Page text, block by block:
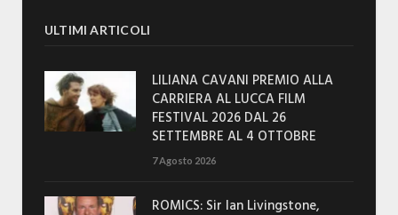
ULTIMI ARTICOLI
LILIANA CAVANI PREMIO ALLA
CARRIERA AL LUCCA FILM
FESTIVAL 2026 DAL 26
SETTEMBRE AL 4 OTTOBRE
7 Agosto 2026
ROMICS: Sir Ian Livingstone,